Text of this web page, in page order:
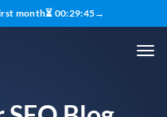
month⏳ 00:29:44→